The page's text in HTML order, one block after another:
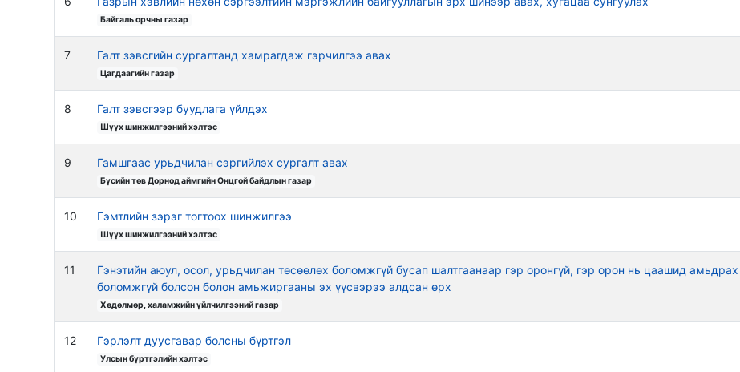
Байгаль орчны газар
7 Галт зэвсгийн сургалтанд хамрагдаж гэрчилгээ авах
Цагдаагийн газар
8 Галт зэвсгээр буудлага үйлдэх
Шүүх шинжилгээний хэлтэс
9 Гамшгаас урьдчилан сэргийлэх сургалт авах
Бүсийн төв Дорнод аймгийн Онцгой байдлын газар
10 Гэмтлийн зэрэг тогтоох шинжилгээ
Шүүх шинжилгээний хэлтэс
11
Гэнэтийн аюул, осол, урьдчилан төсөөлөх боломжгүй бусап шалтгаанаар гэр оронгүй, гэр орон нь цаашид амьдрах
боломжгүй болсон болон амьжиргааны эх үүсвэрээ алдсан өрх
Хөдөлмөр, халамжийн үйлчилгээний газар
12 Гэрлэлт дуусгавар болсны бүртгэл
Улсын бүртгэлийн хэлтэс